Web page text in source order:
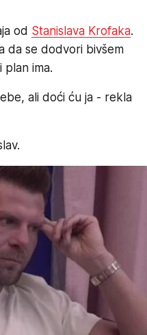
od Stanislava Krofaka.
da se dodvori bivšem
plan ima.
ali doći ću ja - rekla